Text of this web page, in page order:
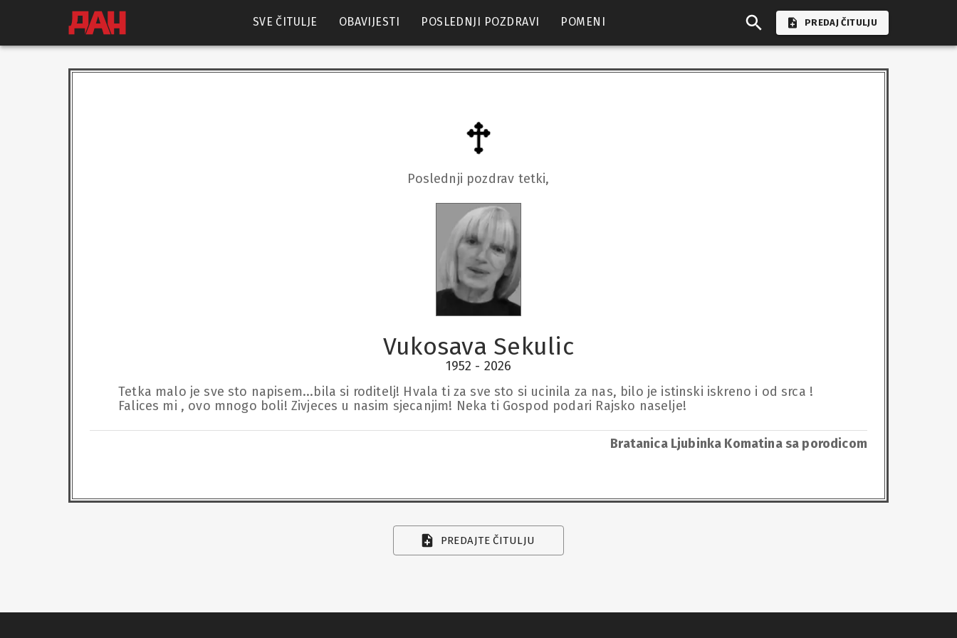
SVE ČITULJE OBAVIJESTI POSLEDNJI POZDRAVI POMENI PREDAJ ČITULJU
Poslednji pozdrav tetki,
Vukosava Sekulic
1952 - 2026
Tetka malo je sve sto napisem...bila si roditelj! Hvala ti za sve sto si ucinila za nas, bilo je istinski iskreno i od srca !
Falices mi , ovo mnogo boli! Zivjeces u nasim sjecanjim! Neka ti Gospod podari Rajsko naselje!
Bratanica Ljubinka Komatina sa porodicom
PREDAJTE ČITULJU